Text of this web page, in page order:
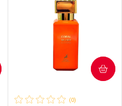
Laboratório
Por Menos
(0)
COMPRAR